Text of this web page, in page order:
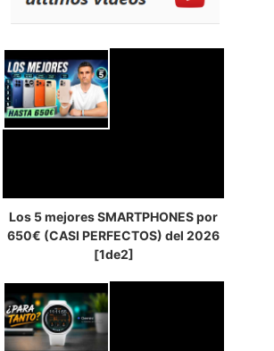
Los 5 mejores SMARTPHONES por
650€ (CASI PERFECTOS) del 2026
[1de2]